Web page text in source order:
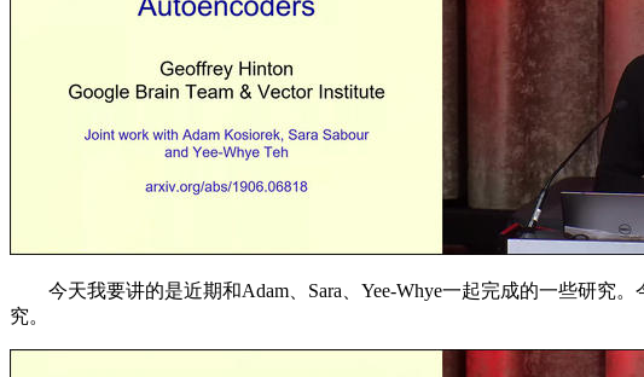
今天我要讲的是近期和Adam、Sara、Yee-Whye一起完成的一些研究
究。